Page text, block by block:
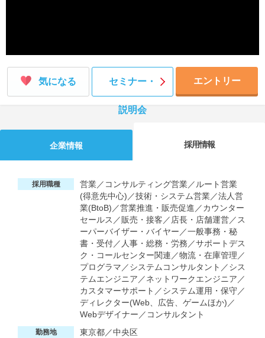
気になる セミナー・
説明会
エントリー
企業情報 採用情報
採用職種
営業／コンサルティング営業／ルート営業
(得意先中心)／技術・システム営業／法人営
業(BtoB)／営業推進・販売促進／カウンター
セールス／販売・接客／店長・店舗運営／ス
ーパーバイザー・バイヤー／一般事務・秘
書・受付／人事・総務・労務／サポートデス
ク・コールセンター関連／物流・在庫管理／
プログラマ／システムコンサルタント／シス
テムエンジニア／ネットワークエンジニア／
カスタマーサポート／システム運用・保守／
ディレクター(Web、広告、ゲームほか)／
Webデザイナー／コンサルタント
勤務地 東京都／中央区